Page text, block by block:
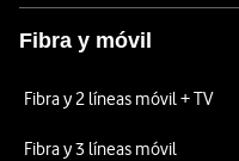
Fibra y móvil
Fibra y 2 líneas móvil + TV
Fibra y 3 líneas móvil